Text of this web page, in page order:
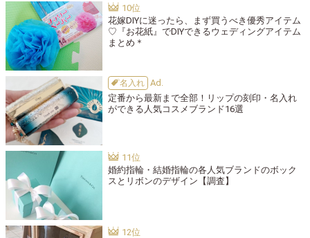
花嫁DIYに迷ったら、まず買うべき優秀アイテム
♡『お花紙』でDIYできるウェディングアイテム
まとめ＊
名入れ
定番から最新まで全部！リップの刻印・名入れ
ができる人気コスメブランド16選
婚約指輪・結婚指輪の各人気ブランドのボック
スとリボンのデザイン【調査】